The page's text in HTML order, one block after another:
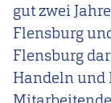
gut zwei
Flensburg
Flensburg
Handeln und